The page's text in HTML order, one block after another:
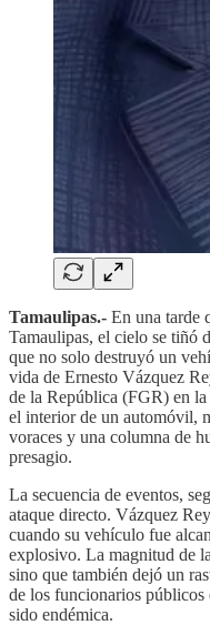
Tamaulipas.- En una tarde
Tamaulipas, el cielo se tiñó
que no solo destruyó un
vida de Ernesto Vázquez
de la República (FGR) en la
el interior de un automóvil,
voraces y una columna de
presagio.
La secuencia de eventos,
ataque directo. Vázquez
cuando su vehículo fue
explosivo. La magnitud de
sino que también dejó un
de los funcionarios
sido endémica.